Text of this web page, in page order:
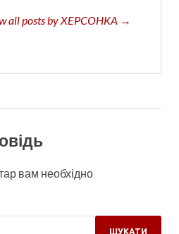
all posts by XEPCOHKA →
вам необхідно